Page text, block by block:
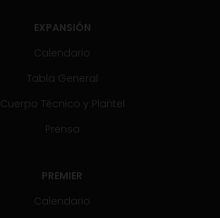
EXPANSIÓN
Calendario
Tabla General
Cuerpo Técnico y Plantel
Prensa
PREMIER
Calendario